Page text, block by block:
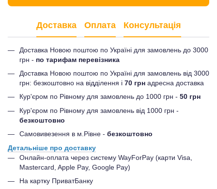
Доставка Оплата Консультація
Доставка Новою поштою по Україні для замовлень до 3000
грн - по тарифам перевізника
Доставка Новою поштою по Україні для замовлень від 3000
грн: безкоштовно на відділення і 70 грн адресна доставка
Кур'єром по Рівному для замовлень до 1000 грн - 50 грн
Кур'єром по Рівному для замовлень від 1000 грн -
безкоштовно
Самовивезення в м.Рівне - безкоштовно
Детальніше про доставку
Онлайн-оплата через систему WayForPay (карти Visa,
Mastercard, Apple Pay, Google Pay)
На картку ПриватБанку